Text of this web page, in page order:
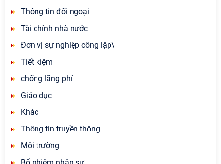
Thông tin đối ngoại
Tài chính nhà nước
Đơn vị sự nghiệp công lập\
Tiết kiệm
chống lãng phí
Giáo dục
Khác
Thông tin truyền thông
Môi trường